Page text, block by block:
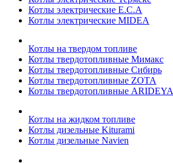
Котлы электрические E.C.A
Котлы электрические MIDEA
Котлы на твердом топливе
Котлы твердотопливные Мимакс
Котлы твердотопливные Сибирь
Котлы твердотопливные ZOTA
Котлы твердотопливные ARIDEYA
Котлы на жидком топливе
Котлы дизельные Kiturami
Котлы дизельные Navien